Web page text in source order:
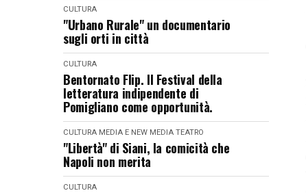
CULTURA
"Urbano Rurale" un documentario
sugli orti in città
CULTURA
Bentornato Flip. Il Festival della
letteratura indipendente di
Pomigliano come opportunità.
CULTURA MEDIA E NEW MEDIA TEATRO
"Libertà" di Siani, la comicità che
Napoli non merita
CULTURA